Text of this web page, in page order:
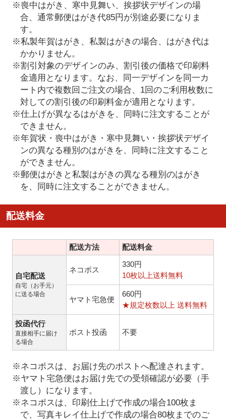
※喪中はがき、寒中見舞い、挨拶状デザインの場
合、通常郵便はがき代85円が別途必要になりま
す。
※私製年賀はがき、私製はがきの場合、はがき代は
かかりません。
※割引対象のデザインのみ、割引後の価格で印刷料
金適用となります。なお、同一デザインを同一カ
ート内で複数回ご注文の場合、1回のご利用枚数に
対しての割引後の印刷料金が適用となります。
※仕上げが異なるはがきを、同時に注文することが
できません。
※年賀状・喪中はがき・寒中見舞い・挨拶状デザイ
ンの異なる種別のはがきを、同時に注文すること
ができません。
※郵便はがきと私製はがきの異なる種別のはがき
を、同時に注文することができません。
配送料金
配送方法 配送料金
自宅配送
自宅（お手元）
に送る場合
ネコポス
330円
10枚以上送料無料
ヤマト宅急便
660円
★規定枚数以上 送料無料
投函代行
直接相手に届け
る場合
ポスト投函 不要
※ネコポスは、お届け先のポストへ配達されます。
※ヤマト宅急便はお届け先での受領確認が必要（手
渡し）になります。
※ネコポスは、印刷仕上げで作成の場合100枚ま
で、写真キレイ仕上げで作成の場合80枚までのご